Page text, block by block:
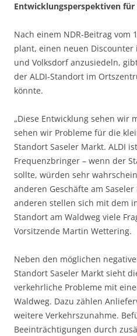
Entwicklungsperspektiven
Nach einem NDR-Beitrag vom
plant, einen neuen Discounter
und Volksdorf anzusiedeln,
der ALDI-Standort im
könnte.
„Diese Entwicklung sehen wir
sehen wir Probleme für die
Standort Saseler Markt. ALDI
Frequenzbringer – wenn der
sollte, würden sehr
anderen Geschäfte am
anderen stellen sich mit dem
Standort am Waldweg viele
Vorsitzende Martin Wettering.
Neben den möglichen
Standort Saseler Markt sieht
verkehrliche Probleme mit
Waldweg. Dazu zählen
weitere Verkehrszunahme.
Beeinträchtigungen durch